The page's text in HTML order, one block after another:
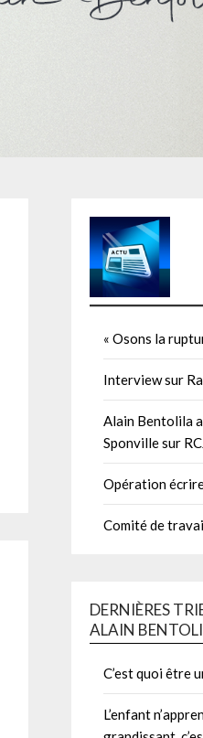
« Osons la
Interview sur
Alain Bentolila
Sponville sur
Opération
Comité de
DERNIÈRES
ALAIN
C’est quoi être
L’enfant